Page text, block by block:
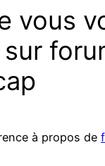
vous
à propos de